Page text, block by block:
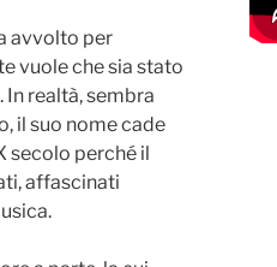
avvolto per
vuole che sia stato
realtà, sembra
il suo nome cade
secolo perché il
affascinati